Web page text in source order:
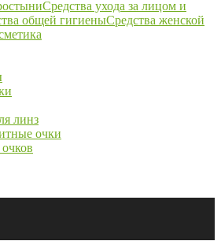
Средства ухода за лицом и
общей гигиеныСредства женской
линз
очки